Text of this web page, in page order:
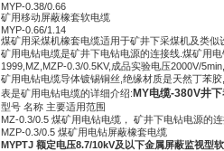
MYP-0.38/0.66
矿用移动屏蔽橡套软电缆
MYP-0.66/1.14
煤矿用采煤机橡套电缆适用于矿井下采煤机及类似
矿用电钻电缆是矿井下电钻电源的连接线.煤矿用
1999,MZ,MZP-0.3/0.5KV,成品实验电压2000V/
矿用电钻电缆导体镀锡铜丝,绝缘材质是天然丁苯
表是矿用电钻电缆的详细介绍: MY电缆-380V井
型号 名称 主要适用范围
MZ-0.3/0.5 煤矿用电钻电缆， 矿井下电钻电源的
MZP-0.3/0.5 煤矿用电钻屏蔽橡套电缆
MYPTJ 额定电压8.7/10kV及以下金属屏蔽监视型